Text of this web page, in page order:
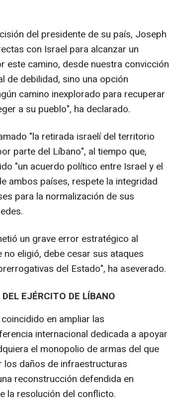
del presidente de su país, Joseph
con Israel para alcanzar un
este camino, desde nuestra convicción
de debilidad, sino una opción
camino inexplorado para recuperar
a su pueblo", ha declarado.
"la retirada israelí del territorio
parte del Líbano", al tiempo que,
"un acuerdo político entre Israel y el
ambos países, respete la integridad
para la normalización de sus
un grave error estratégico al
eligió, debe cesar sus ataques
del Estado", ha aseverado.
EJÉRCITO DE LÍBANO
en ampliar las
internacional dedicada a apoyar
el monopolio de armas del que
los daños de infraestructuras
reconstrucción defendida en
la resolución del conflicto.